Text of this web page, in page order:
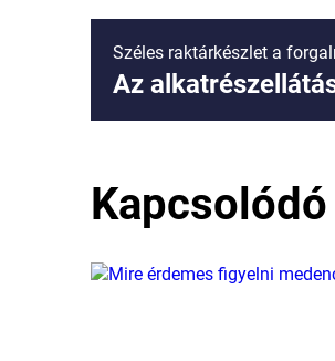
Széles raktárkészlet a
Az